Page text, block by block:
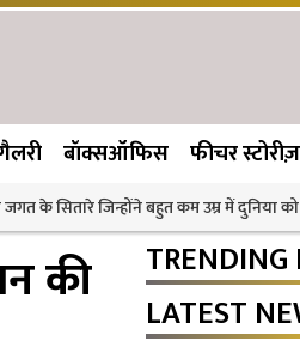
बॉक्सऑफिस फीचर स्टोरीज़
जगत के सितारे जिन्होंने बहुत कम उम्र में दुनिया
की
TRENDING
LATEST